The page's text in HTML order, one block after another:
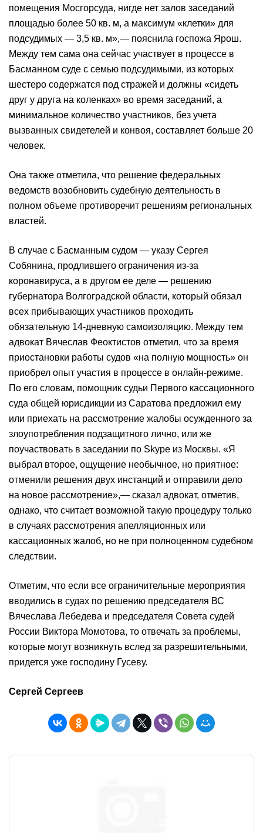
помещения Мосгорсуда, нигде нет залов заседаний
площадью более 50 кв. м, а максимум «клетки» для
подсудимых — 3,5 кв. м»,— пояснила госпожа Ярош.
Между тем сама она сейчас участвует в процессе в
Басманном суде с семью подсудимыми, из которых
шестеро содержатся под стражей и должны «сидеть
друг у друга на коленках» во время заседаний, а
минимальное количество участников, без учета
вызванных свидетелей и конвоя, составляет больше 20
человек.
Она также отметила, что решение федеральных
ведомств возобновить судебную деятельность в
полном объеме противоречит решениям региональных
властей.
В случае с Басманным судом — указу Сергея
Собянина, продлившего ограничения из-за
коронавируса, а в другом ее деле — решению
губернатора Волгоградской области, который обязал
всех прибывающих участников проходить
обязательную 14-дневную самоизоляцию. Между тем
адвокат Вячеслав Феоктистов отметил, что за время
приостановки работы судов «на полную мощность» он
приобрел опыт участия в процессе в онлайн-режиме.
По его словам, помощник судьи Первого кассационного
суда общей юрисдикции из Саратова предложил ему
или приехать на рассмотрение жалобы осужденного за
злоупотребления подзащитного лично, или же
поучаствовать в заседании по Skype из Москвы. «Я
выбрал второе, ощущение необычное, но приятное:
отменили решения двух инстанций и отправили дело
на новое рассмотрение»,— сказал адвокат, отметив,
однако, что считает возможной такую процедуру только
в случаях рассмотрения апелляционных или
кассационных жалоб, но не при полноценном судебном
следствии.
Отметим, что если все ограничительные мероприятия
вводились в судах по решению председателя ВС
Вячеслава Лебедева и председателя Совета судей
России Виктора Момотова, то отвечать за проблемы,
которые могут возникнуть вслед за разрешительными,
придется уже господину Гусеву.
Сергей Сергеев